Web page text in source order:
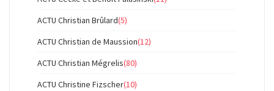
ACTU Christian Brûlard(5)
ACTU Christian de Maussion(12)
ACTU Christian Mégrelis(80)
ACTU Christine Fizscher(10)